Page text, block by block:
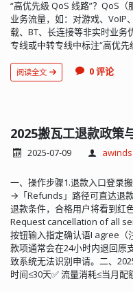
“高优先级 QoS 线路”？QoS
业务流量，如：对游戏、VoIP
载、BT、长连接等非实时业务
专线或中转专线中标注“高优先
阅读全文 0 评论
2025搬瓦工退款政策
2025-07-09 awinds
一、操作步骤1.退款入口登录
→「Refunds」路径可直达退
退款条件，合格用户将看到红
Request cancellation of all
按钮输入指定确认语I agree（
款项通常会在24小时内退回原
致系统无法识别申请。二、
时间≤30天✅ 流量消耗≤当月配